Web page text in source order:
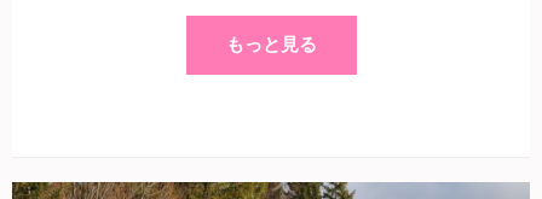
もっと見る